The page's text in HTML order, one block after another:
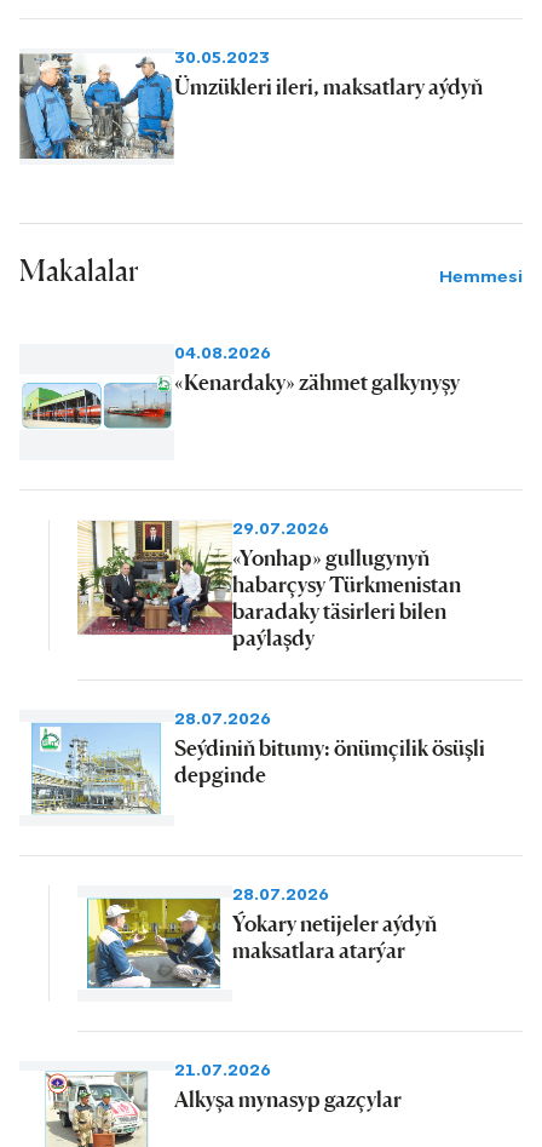
30.05.2023
Ümzükleri ileri, maksatlary aýdyň
Makalalar Hemmesi
04.08.2026
«Kenardaky» zähmet galkynyşy
29.07.2026
«Yonhap» gullugynyň
habarçysy Türkmenistan
baradaky täsirleri bilen
paýlaşdy
28.07.2026
Seýdiniň bitumy: önümçilik ösüşli
depginde
28.07.2026
Ýokary netijeler aýdyň
maksatlara atarýar
21.07.2026
Alkyşa mynasyp gazçylar